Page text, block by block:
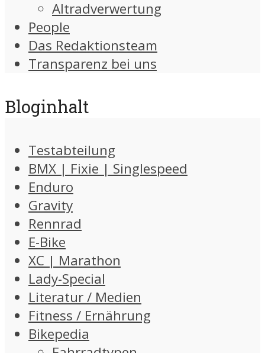
Altradverwertung
People
Das Redaktionsteam
Transparenz bei uns
Bloginhalt
Testabteilung
BMX | Fixie | Singlespeed
Enduro
Gravity
Rennrad
E-Bike
XC | Marathon
Lady-Special
Literatur / Medien
Fitness / Ernährung
Bikepedia